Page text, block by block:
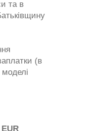
та в
(в